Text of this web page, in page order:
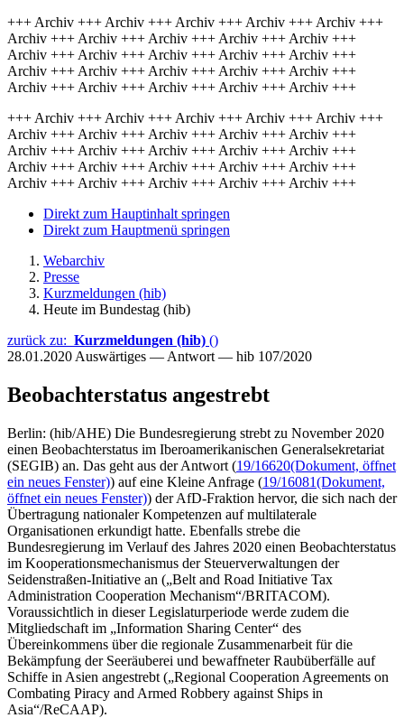
+++ Archiv +++ Archiv +++ Archiv +++ Archiv +++ Archiv +++
Archiv +++ Archiv +++ Archiv +++ Archiv +++ Archiv +++
Archiv +++ Archiv +++ Archiv +++ Archiv +++ Archiv +++
Archiv +++ Archiv +++ Archiv +++ Archiv +++ Archiv +++
Archiv +++ Archiv +++ Archiv +++ Archiv +++ Archiv +++
+++ Archiv +++ Archiv +++ Archiv +++ Archiv +++ Archiv +++
Archiv +++ Archiv +++ Archiv +++ Archiv +++ Archiv +++
Archiv +++ Archiv +++ Archiv +++ Archiv +++ Archiv +++
Archiv +++ Archiv +++ Archiv +++ Archiv +++ Archiv +++
Archiv +++ Archiv +++ Archiv +++ Archiv +++ Archiv +++
Direkt zum Hauptinhalt springen
Direkt zum Hauptmenü springen
Webarchiv
Presse
Kurzmeldungen (hib)
Heute im Bundestag (hib)
zurück zu: Kurzmeldungen (hib) ()
28.01.2020 Auswärtiges — Antwort — hib 107/2020
Beobachterstatus angestrebt
Berlin: (hib/AHE) Die Bundesregierung strebt zu November 2020
einen Beobachterstatus im Iberoamerikanischen Generalsekretariat
(SEGIB) an. Das geht aus der Antwort (19/16620(Dokument, öffnet
ein neues Fenster)) auf eine Kleine Anfrage (19/16081(Dokument,
öffnet ein neues Fenster)) der AfD-Fraktion hervor, die sich nach der
Übertragung nationaler Kompetenzen auf multilaterale
Organisationen erkundigt hatte. Ebenfalls strebe die
Bundesregierung im Verlauf des Jahres 2020 einen Beobachterstatus
im Kooperationsmechanismus der Steuerverwaltungen der
Seidenstraßen-Initiative an („Belt and Road Initiative Tax
Administration Cooperation Mechanism“/BRITACOM).
Voraussichtlich in dieser Legislaturperiode werde zudem die
Mitgliedschaft im „Information Sharing Center“ des
Übereinkommens über die regionale Zusammenarbeit für die
Bekämpfung der Seeräuberei und bewaffneter Raubüberfälle auf
Schiffe in Asien angestrebt („Regional Cooperation Agreements on
Combating Piracy and Armed Robbery against Ships in
Asia“/ReCAAP).